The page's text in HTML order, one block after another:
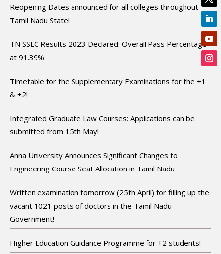
Reopening Dates announced for all colleges throughout
Tamil Nadu State!
TN SSLC Results 2023 Declared: Overall Pass Percentage
at 91.39%
Timetable for the Supplementary Examinations for the +1
& +2!
Integrated Graduate Law Courses: Applications can be
submitted from 15th May!
Anna University Announces Significant Changes to
Engineering Course Seat Allocation in Tamil Nadu
Written examination tomorrow (25th April) for filling up the
vacant 1021 posts of doctors in the Tamil Nadu
Government!
Higher Education Guidance Programme for +2 students!